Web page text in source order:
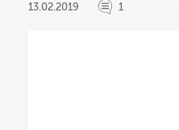
13.02.2019
1